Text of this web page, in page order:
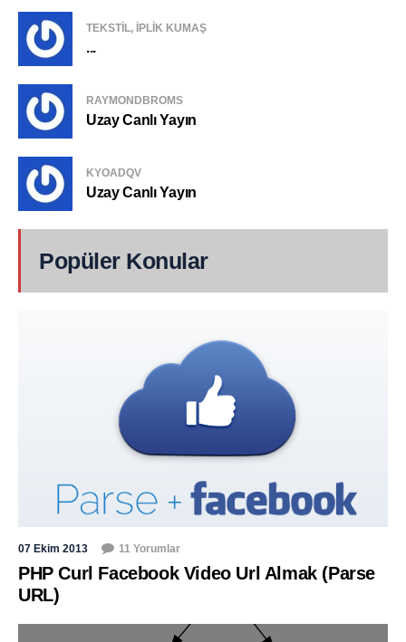
TEKSTIL, IPLIK KUMAŞ
...
RAYMONDBROMS
Uzay Canlı Yayın
KYOADQV
Uzay Canlı Yayın
Popüler Konular
07 Ekim 2013 11 Yorumlar
PHP Curl Facebook Video Url Almak (Parse
URL)